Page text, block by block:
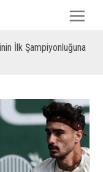
İlk Şampiyonluğuna